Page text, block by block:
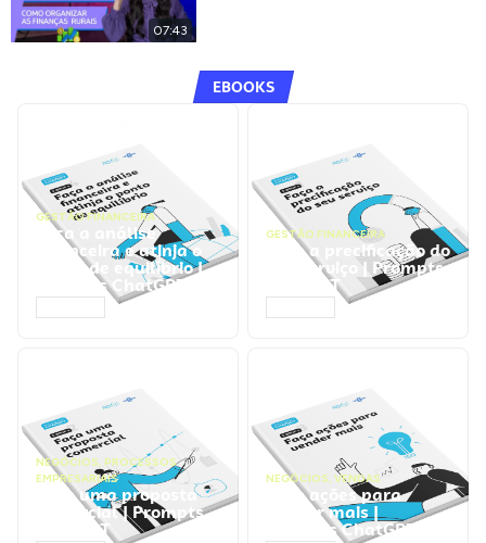
07:43
EBOOKS
GESTÃO FINANCEIRA
Faça a análise
financeira e atinja o
ponto de equilíbrio |
Prompts ChatGPT
GESTÃO FINANCEIRA
Faça a precificação do
seu serviço | Prompts
ChatGPT
NEGÓCIOS, PROCESSOS
EMPRESARIAIS
Faça uma proposta
comercial | Prompts
ChatGPT
NEGÓCIOS, VENDAS
Faça ações para
vender mais |
Prompts ChatGPT